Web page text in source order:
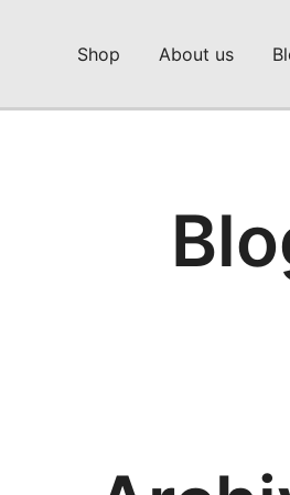
Shop About us